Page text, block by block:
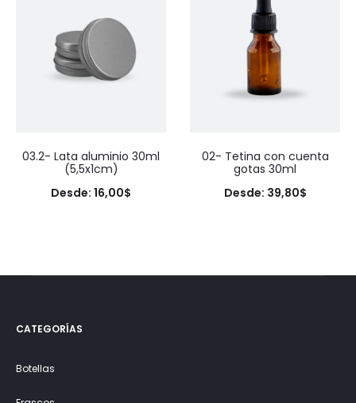
03.2- Lata aluminio 30ml
(5,5x1cm)
Desde: 16,00$
02- Tetina con cuenta
gotas 30ml
Desde: 39,80$
CATEGORÍAS
Botellas